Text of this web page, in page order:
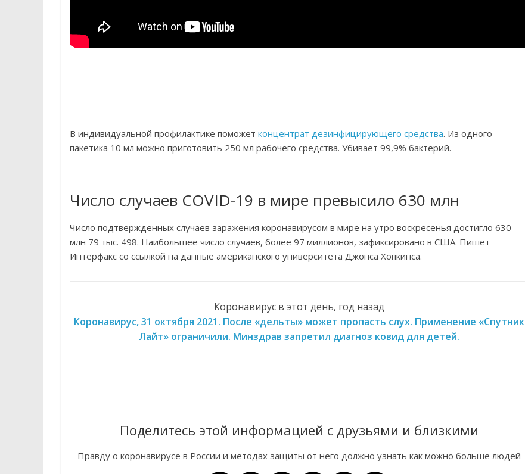
В индивидуальной профилактике поможет концентрат дезинфицирующего средства. Из одного
пакетика 10 мл можно приготовить 250 мл рабочего средства. Убивает 99,9% бактерий.
Число случаев COVID-19 в мире превысило 630 млн
Число подтвержденных случаев заражения коронавирусом в мире на утро воскресенья достигло 630
млн 79 тыс. 498. Наибольшее число случаев, более 97 миллионов, зафиксировано в США. Пишет
Интерфакс со ссылкой на данные американского университета Джонса Хопкинса.
Коронавирус в этот день, год назад
Коронавирус, 31 октября 2021. После «дельты» может пропасть слух. Применение «Спутник
Лайт» ограничили. Минздрав запретил диагноз ковид для детей.
Поделитесь этой информацией с друзьями и близкими
Правду о коронавирусе в России и методах защиты от него должно узнать как можно больше людей